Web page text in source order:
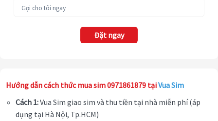
Đặt ngay
Hướng dẫn cách thức mua sim 0971861879 tạiVua Sim
Cách 1:Vua Sim giao sim và thu tiền tại nhà miễn phí (áp
dụng tại Hà Nội, Tp.HCM)